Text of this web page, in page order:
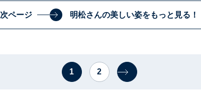
次ページ 明松さんの美しい姿をもっと見る！
1 2